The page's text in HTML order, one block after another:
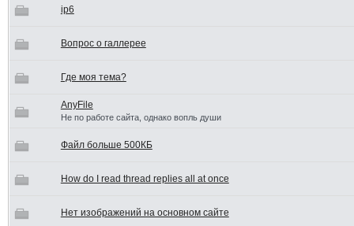
ip6
Вопрос о галлерее
Где моя тема?
AnyFile
Не по работе сайта, однако вопль души
Файл больше 500КБ
How do I read thread replies all at once
Нет изображений на основном сайте